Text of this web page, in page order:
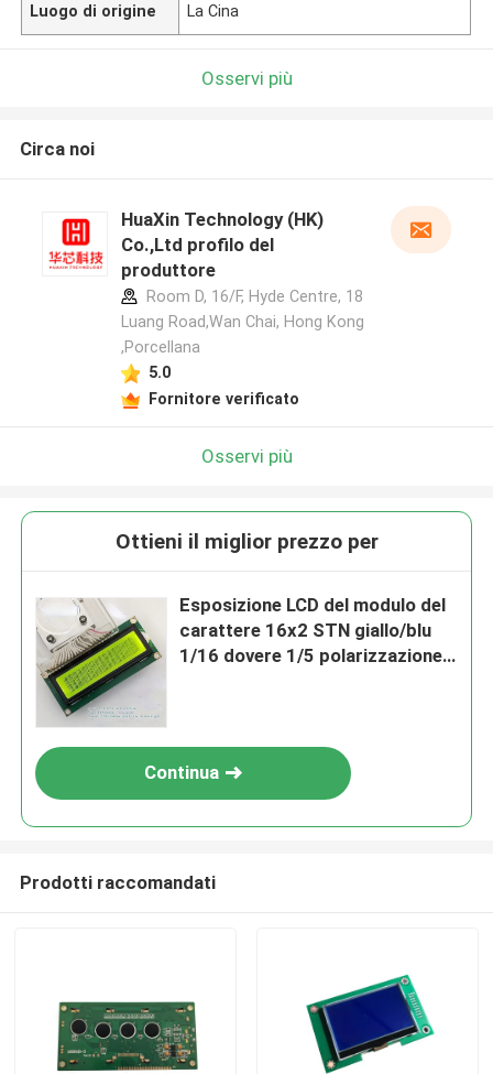
Luogo di origine La Cina
Osservi più
Circa noi
HuaXin Technology (HK)
Co.,Ltd profilo del
produttore
Room D, 16/F, Hyde Centre, 18
Luang Road,Wan Chai, Hong Kong
,Porcellana
5.0
Fornitore verificato
Osservi più
Ottieni il miglior prezzo per
Esposizione LCD del modulo del
carattere 16x2 STN giallo/blu
1/16 dovere 1/5 polarizzazione
Continua
Prodotti raccomandati